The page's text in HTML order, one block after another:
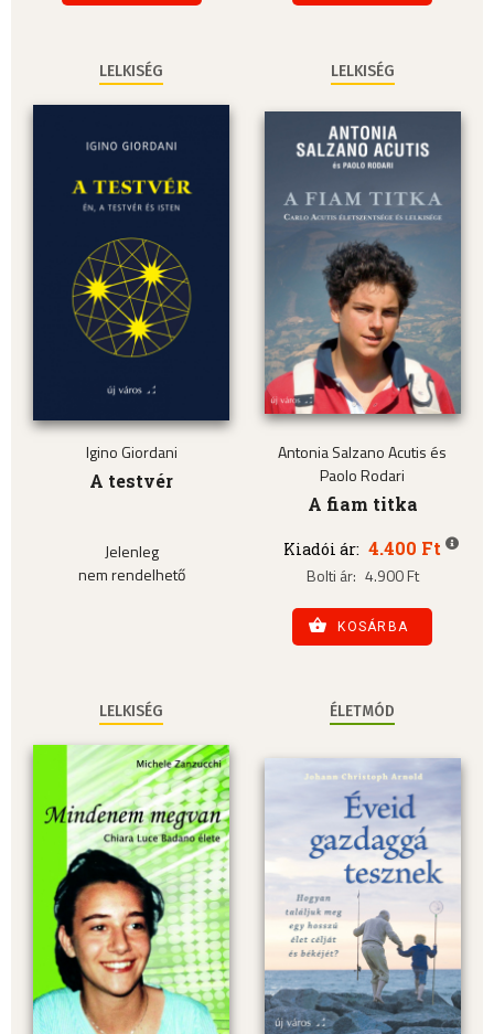
LELKISÉG
Igino Giordani
A testvér
Jelenleg
nem rendelhető
LELKISÉG
Antonia Salzano Acutis és
Paolo Rodari
A fiam titka
Kiadói ár: 4.400 Ft
Bolti ár: 4.900 Ft
KOSÁRBA
LELKISÉG ÉLETMÓD